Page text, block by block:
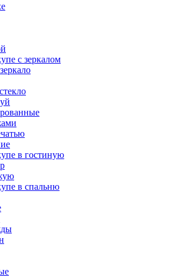
с зеркалом
в гостиную
в спальню